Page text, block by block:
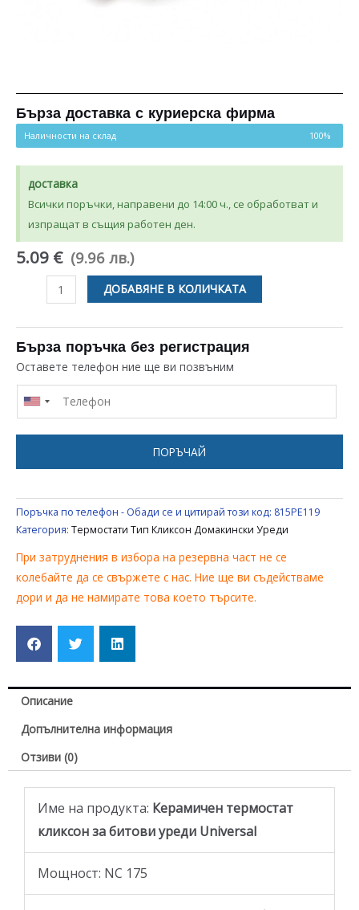
Бърза доставка с куриерска фирма
Наличности на склад 100%
доставка
Всички поръчки, направени до 14:00 ч., се обработват и
изпращат в същия работен ден.
5.09 € (9.96 лв.)
количество
КЕРАМИЧЕН
ТЕРМОСТАТ
NC175
КЛИКСОН
ЗА
UNIVERSAL
ДОБАВЯНЕ В КОЛИЧКАТА
Бърза поръчка без регистрация
Оставете телефон ние ще ви позвъним
ПОРЪЧАЙ
Поръчка по телефон - Обади се и цитирай този код: 815PE119
Категория: Термостати Тип Кликсон Домакински Уреди
При затруднения в избора на резервна част не се
колебайте да се свържете с нас. Ние ще ви съдействаме
дори и да не намирате това което търсите.
Описание
Допълнителна информация
Отзиви (0)
Име на продукта: Керамичен термостат
кликсон за битови уреди Universal
Мощност: NC 175